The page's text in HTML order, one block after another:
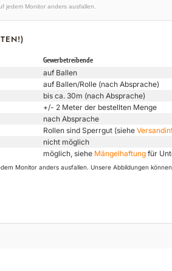
jedem Monitor anders ausfallen.
Gewerbetreibende
auf Ballen
auf Ballen/Rolle (nach Absprache)
bis ca. 30m (nach Absprache)
+/- 2 Meter der bestellten Menge
nach Absprache
Rollen sind Sperrgut (siehe
nicht möglich
möglich, siehe Mängelhaftung für
Monitor anders ausfallen. Unsere Abbildungen